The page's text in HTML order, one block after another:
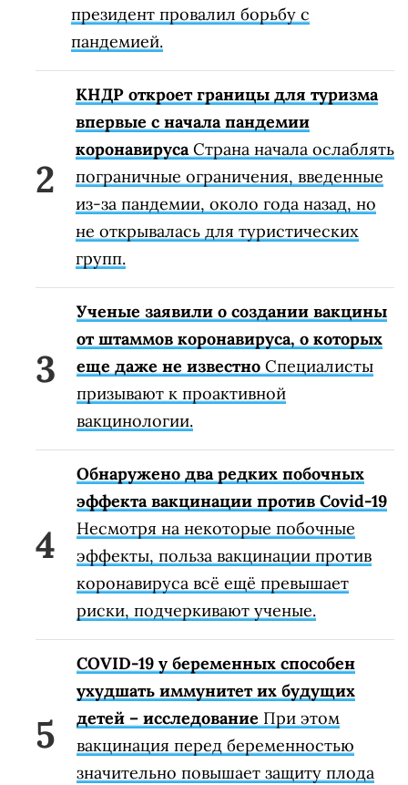
президент провалил борьбу с
пандемией.
КНДР откроет границы для туризма
впервые с начала пандемии
коронавирусаСтрана начала ослаблять
пограничные ограничения, введенные
из-за пандемии, около года назад, но
не открывалась для туристических
групп.
Ученые заявили о создании вакцины
от штаммов коронавируса, о которых
еще даже не известно Специалисты
призывают к проактивной
вакцинологии.
Обнаружено два редких побочных
эффекта вакцинации против Covid-19
Несмотря на некоторые побочные
эффекты, польза вакцинации против
коронавируса всё ещё превышает
риски, подчеркивают ученые.
COVID-19 у беременных способен
ухудшать иммунитет их будущих
детей – исследование При этом
вакцинация перед беременностью
значительно повышает защиту плода